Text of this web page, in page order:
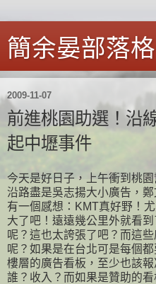
簡余晏部落格
2009-11-07
前進桃園助選！沿
起中壢事件
今天是好日子，上午衝到桃
沿路盡是吳志揚大小廣告，
有一個感想：KMT真好野！
大了吧！遠遠幾公里外就看
呢？這也太誇張了吧？而這
呢？如果是在台北可是每個
樓層的廣告看板，至少也該
誰？收入？而如果是贊助的